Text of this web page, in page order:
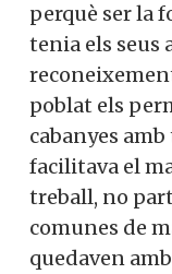
perquè ser la
tenia els seus
poblat els
cabanyes
facilitava el
treball, no
comunes de
quedaven